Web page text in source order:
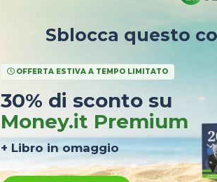
Sblocca questo
OFFERTA ESTIVA A TEMPO LIMITATO
30% di sconto su
Money.it Premium
+ Libro in omaggio